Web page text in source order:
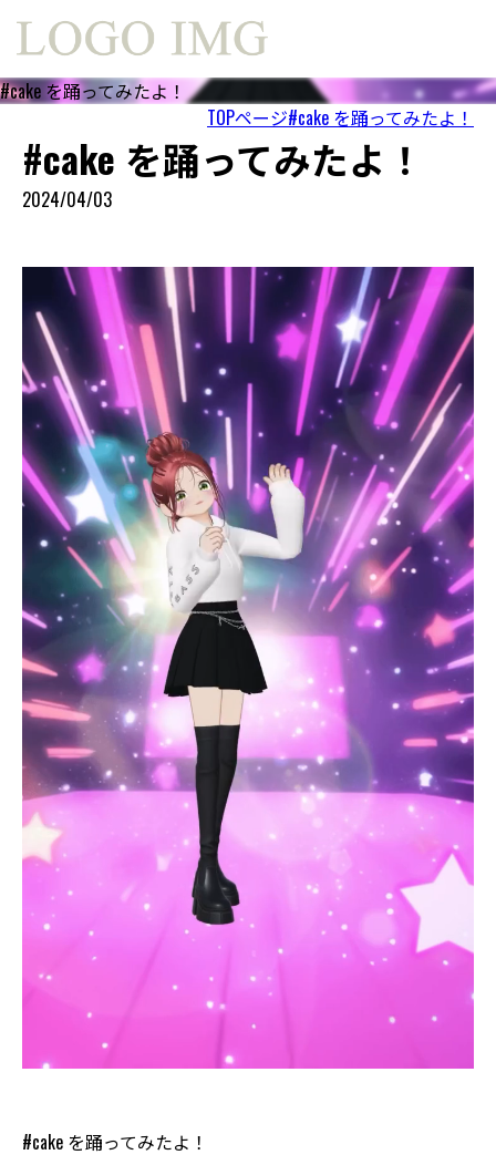
#cake を踊ってみたよ！
TOPページ#cake を踊ってみたよ！
#cake を踊ってみたよ！
2024/04/03
#cake を踊ってみたよ！